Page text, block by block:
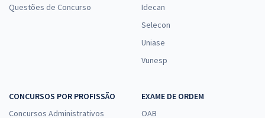
Questões de Concurso
Idecan
Selecon
Uniase
Vunesp
CONCURSOS POR PROFISSÃO
Concursos Administrativos
EXAME DE ORDEM
OAB